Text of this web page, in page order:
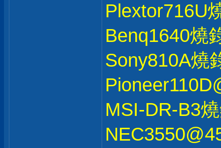
Plextor716U
Benq1640燒
Sony810A燒
MSI-DR-B3